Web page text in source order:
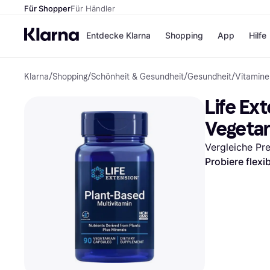
Für ShopperFür Händler
Entdecke Klarna
Zahlungsmethoden
Sofort bezahlen
Bezahle in 3
Teilzahlungen
Bezahle in bis zu 30
Ratenzahlung
Shopping
Shops
eBay
Temu
SHEIN
App Hilfe
Klarna/Shopping/Schönheit & Gesundheit/Gesundheit/
Life
Vergleiche
Probiere